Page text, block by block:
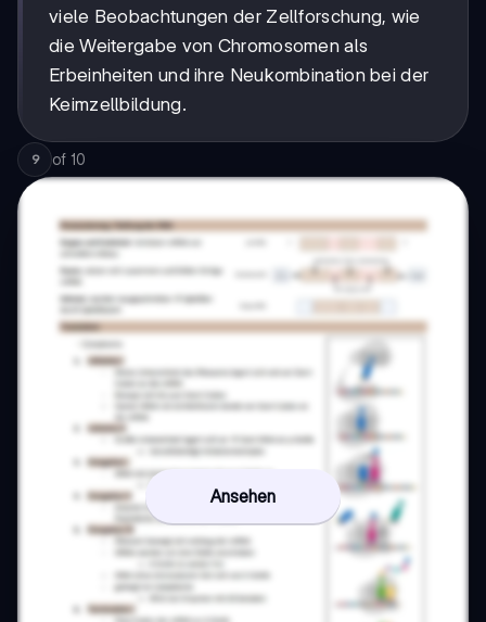
viele Beobachtungen der Zellforschung, wie
die Weitergabe von Chromosomen als
Erbeinheiten und ihre Neukombination bei der
Keimzellbildung.
9 of 10
Ansehen